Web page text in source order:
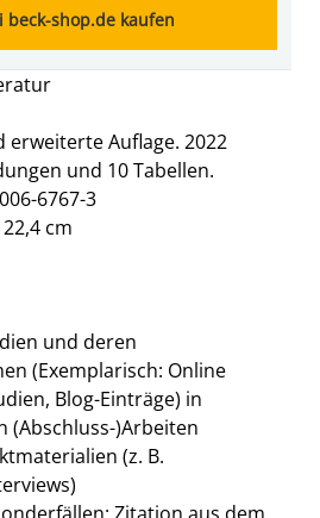
Auflage. 2022
und 10 Tabellen.
6767-3
cm
und deren
(Exemplarisch: Online
Blog-Einträge) in
(Abschluss-)Arbeiten
(z. B.
Zitation aus dem
beck-shop.de kaufen